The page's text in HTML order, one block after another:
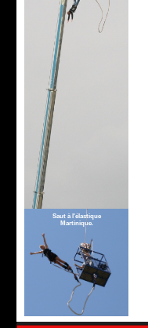
Saut à l'élastique
Martinique.